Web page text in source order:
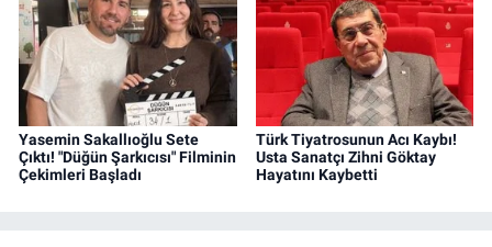
Yasemin Sakallıoğlu Sete
Çıktı! "Düğün Şarkıcısı" Filminin
Çekimleri Başladı
Türk Tiyatrosunun Acı Kaybı!
Usta Sanatçı Zihni Göktay
Hayatını Kaybetti